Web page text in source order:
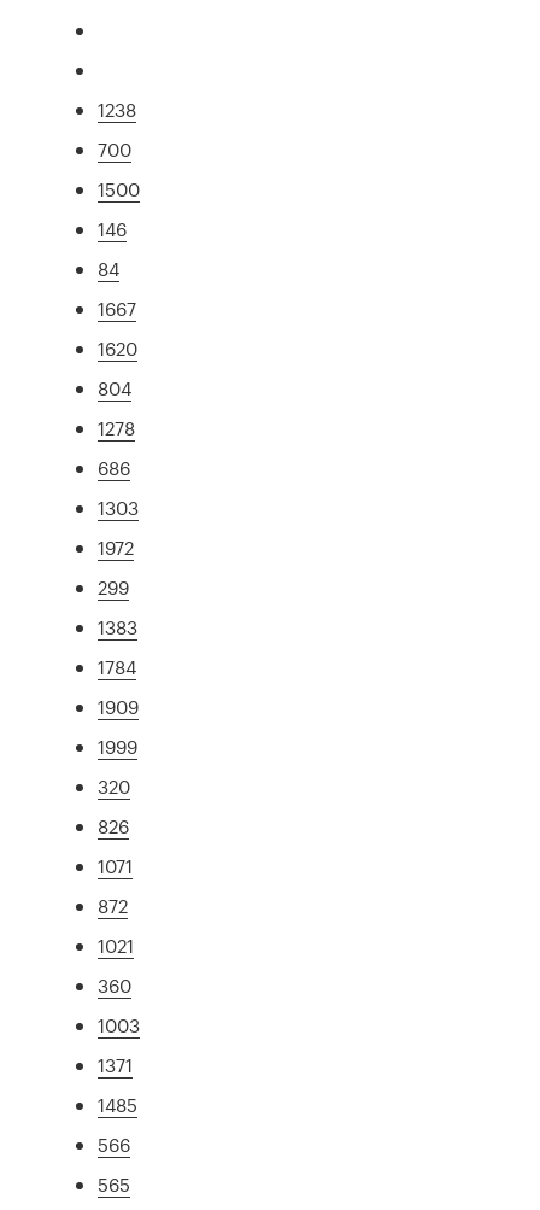
1238
700
1500
146
84
1667
1620
804
1278
686
1303
1972
299
1383
1784
1909
1999
320
826
1071
872
1021
360
1003
1371
1485
566
565